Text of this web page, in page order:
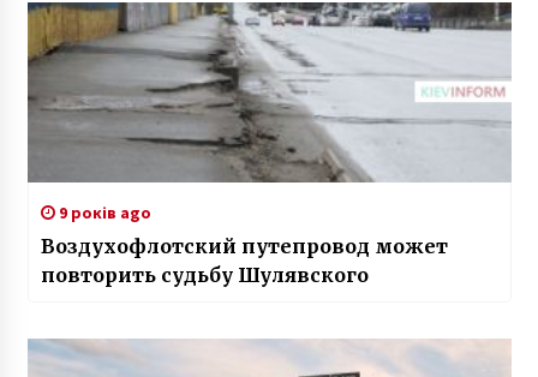
9 років ago
Воздухофлотский путепровод может
повторить судьбу Шулявского